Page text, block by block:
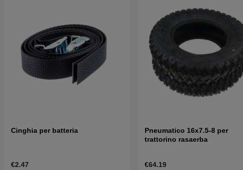
Cinghia per batteria
€2.47
Pneumatico 16x7.5-8 per
trattorino rasaerba
€64.19